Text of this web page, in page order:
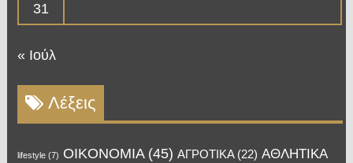
31
« Ιούλ
Λέξεις
lifestyle(7) OIKONOMIA(45) ΑΓΡΟΤΙΚΑ(22) ΑΘΛΗΤΙΚΑ